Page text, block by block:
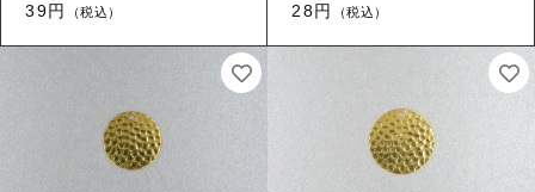
39円
（税込）
28円
（税込）
ブログ
ログイン
≪チャーム≫ 環付き
≪チャーム≫ 両環付き